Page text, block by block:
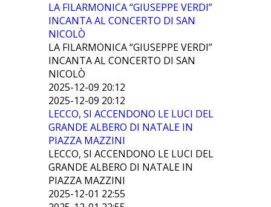
LA FILARMONICA “GIUSEPPE VERDI”
INCANTA AL CONCERTO DI SAN
NICOLÒ
LA FILARMONICA “GIUSEPPE VERDI”
INCANTA AL CONCERTO DI SAN
NICOLÒ
2025-12-09 20:12
2025-12-09 20:12
LECCO, SI ACCENDONO LE LUCI DEL
GRANDE ALBERO DI NATALE IN
PIAZZA MAZZINI
LECCO, SI ACCENDONO LE LUCI DEL
GRANDE ALBERO DI NATALE IN
PIAZZA MAZZINI
2025-12-01 22:55